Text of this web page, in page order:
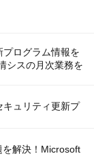
プログラム情報を
シスの月次業務を
キュリティ更新プ
解決！Microsoft